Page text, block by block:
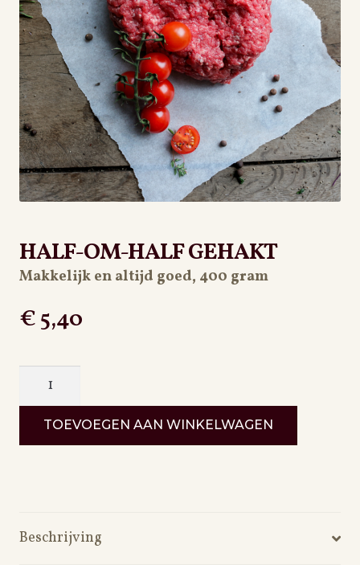
PRIVACYBELEID
HALF-OM-HALF GEHAKT
Makkelijk en altijd goed, 400 gram
€5,40
half
gehakt
TOEVOEGEN AAN WINKELWAGEN
Beschrijving